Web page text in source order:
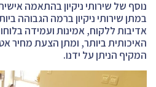
נוסף של שירותי ניקיון בהתאמה
במתן שירותי ניקיון ברמה הגבוהה
אדיבות ללקוח, אמינות ועמידה
האיכותית ביותר, ומתן הצעת מחיר
המקיף הניתן על ידנו.